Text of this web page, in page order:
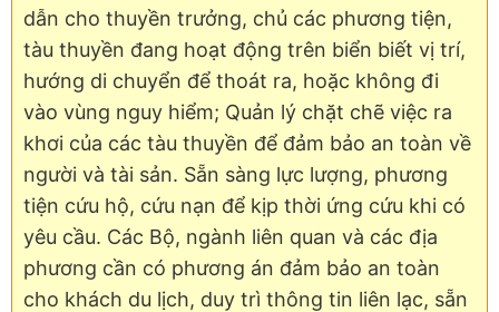
dẫn cho thuyền trưởng, chủ các phương tiện,
tàu thuyền đang hoạt động trên biển biết vị trí,
hướng di chuyển để thoát ra, hoặc không đi
vào vùng nguy hiểm; Quản lý chặt chẽ việc ra
khơi của các tàu thuyền để đảm bảo an toàn về
người và tài sản. Sẵn sàng lực lượng, phương
tiện cứu hộ, cứu nạn để kịp thời ứng cứu khi có
yêu cầu. Các Bộ, ngành liên quan và các địa
phương cần có phương án đảm bảo an toàn
cho khách du lịch, duy trì thông tin liên lạc, sẵn